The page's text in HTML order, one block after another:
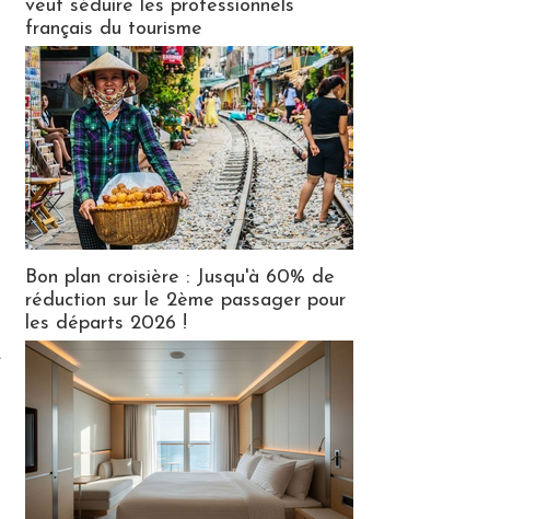
veut séduire les professionnels
français du tourisme
Bon plan croisière : Jusqu'à 60% de
réduction sur le 2ème passager pour
les départs 2026 !